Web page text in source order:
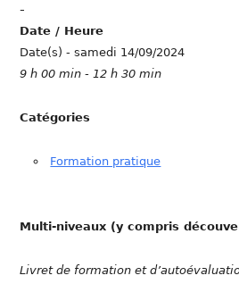
-
Date / Heure
Date(s) - samedi 14/09/2024
9 h 00 min - 12 h 30 min
Catégories
Formation pratique
Multi-niveaux (y compris
Livret de formation et